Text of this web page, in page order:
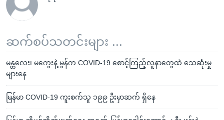
ဆက်စပ်သတင်းများ ...
မန္တလေး၊ မကွေးနဲ့ မွန်က COVID-19 စောင့်ကြည့်လူနာတွေထဲ သေဆုံးမှု
များနေ
မြန်မာ COVID-19 ကူးစက်သူ ၁၉၉ ဦးမှာဆက် ရှိနေ